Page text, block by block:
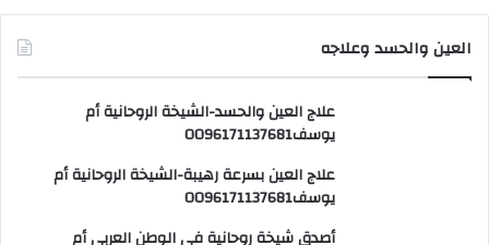
العين والحسد وعلاجه
علاج العين والحسد-الشيخة الروحانية أم
يوسف0096171137681
علاج العين بسرعة رهيبة-الشيخة الروحانية أم
يوسف0096171137681
أصدق شيخة روحانية في الوطن العربي أم